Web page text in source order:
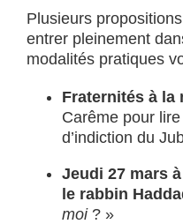
Plusieurs
entrer pleinement
modalités pratiques
Fraternités à la
Carême pour
d’indiction du
Jeudi 27 mars
le rabbin
moi? »